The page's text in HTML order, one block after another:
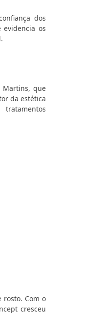
dos
evidencia os
Martins, que
da estética
rosto. Com o
cresceu